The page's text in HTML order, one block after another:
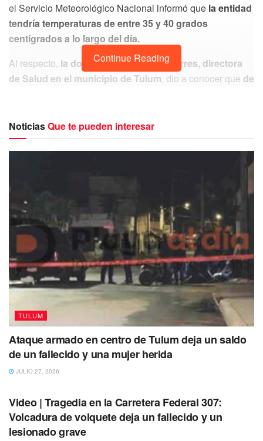
el Servicio Meteorológico Nacional informó que la entidad
tendría temperaturas de entre 35 y 40 grados
centígrados a lo largo del día.
Al respecto, la doctora Sonia Vargas Torres, directora
de Salud en el municipio de Tulum, dio a conocer que de
mes de julio inicia la canícula yse prolongará hasta
mediados del mes de agosto.
Se debe recordar que
la canícula se caracteriza por
temperaturas superiores a 37 grados Celsius,la
disminución de lluvias y el calentamiento del aire, junto
cielos despejados.Se presenta en algunas regiones del
país (la Península de Yucatán entre ellas)
disminuyen,al mismo tiempo que se dan altas
temperaturas.
Continue Reading
NoticiasQue te pueden interesar
TULUM
Ataque armado en centro de Tulum deja un saldo
de un fallecido y una mujer herida
JULIO 27, 2026
Video | Tragedia en la Carretera Federal 307:
Volcadura de volquete deja un fallecido y un
lesionado grave